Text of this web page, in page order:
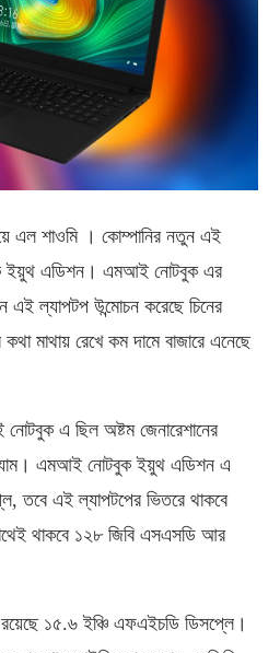
এল শাওমি । কোম্পানির নতুন এই
ইয়ুথ এডিশন। এমআই নোটবুক এর
এই ল্যাপটপ উন্মোচন করেছে চিনের
মাথায় রেখে কম দামে বাজারে এনেছে
এ ছিল অষ্টম জেনারেশানের
এমআই নোটবুক ইয়ুথ এডিশন এ
তবে এই ল্যাপটপের ভিতরে থাকবে
থাকবে ১২৮ জিবি এসএসডি আর
১৫.৬ ইঞ্চি এফএইচডি ডিসপ্লে।